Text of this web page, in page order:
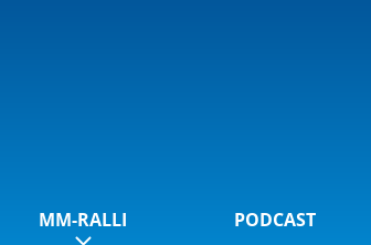
MM-RALLI PODCAST